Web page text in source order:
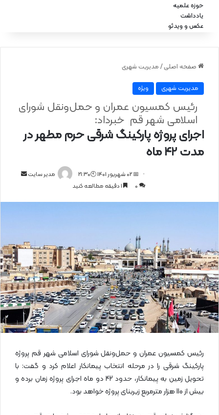
حوزه علمیه
یادداشت
عکس و ویدئو
صفحه اصلی / مدیریت شهری
مدیریت شهری ویژه
اجرای پروژه پارکینگ شرقی حرم مطهر در
مدت ۴۲ ماه
رئیس کمسیون عمران و حمل‌ونقل شورای
اسلامی شهر قم خبرداد:
مدیر سایت
ی
ی
ل
📅 02 شهریور 1401 🕙21:30
0
رئیس کمسیون عمران و حمل‌ونقل شورای اسلامی شهر قم پروژه
پارکینگ شرقی را در مرحله انتخاب پیمانکار اعلام کرد و گفت: با
تحویل زمین به پیمانکار، حدود 42 دو ماه اجرای پروژه زمان برده و
بیش از 110 هزار مترمربع زیربنای پروژه خواهد بود.